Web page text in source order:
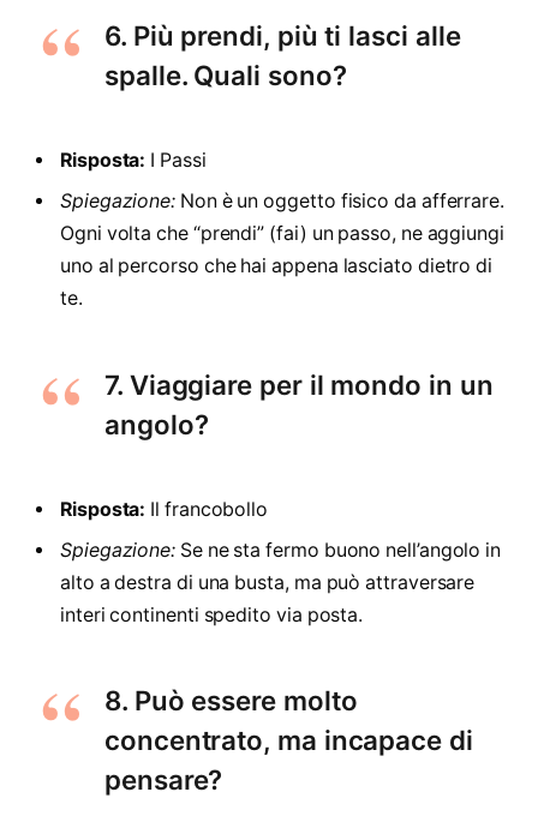
6. Più prendi, più ti lasci alle
spalle. Quali sono?
Risposta: I Passi
Spiegazione: Non è un oggetto fisico da afferrare.
Ogni volta che “prendi” (fai) un passo, ne aggiungi
uno al percorso che hai appena lasciato dietro di
te.
7. Viaggiare per il mondo in un
angolo?
Risposta: Il francobollo
Spiegazione: Se ne sta fermo buono nell’angolo in
alto a destra di una busta, ma può attraversare
interi continenti spedito via posta.
8. Può essere molto
concentrato, ma incapace di
pensare?